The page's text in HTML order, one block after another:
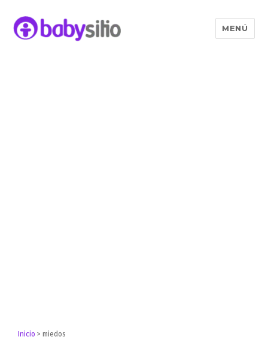
MENÚ
Inicio >miedos